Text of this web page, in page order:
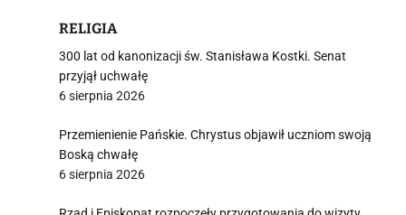
RELIGIA
300 lat od kanonizacji św. Stanisława Kostki. Senat
przyjął uchwałę
6 sierpnia 2026
Przemienienie Pańskie. Chrystus objawił uczniom swoją
Boską chwałę
6 sierpnia 2026